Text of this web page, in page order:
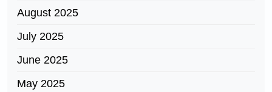
August 2025
July 2025
June 2025
May 2025